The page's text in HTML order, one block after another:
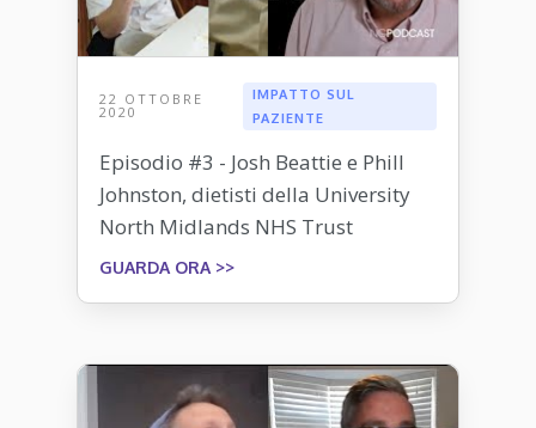
22 OTTOBRE
2020
IMPATTO SUL
PAZIENTE
Episodio #3 - Josh Beattie e Phill
Johnston, dietisti della University
North Midlands NHS Trust
GUARDA ORA >>